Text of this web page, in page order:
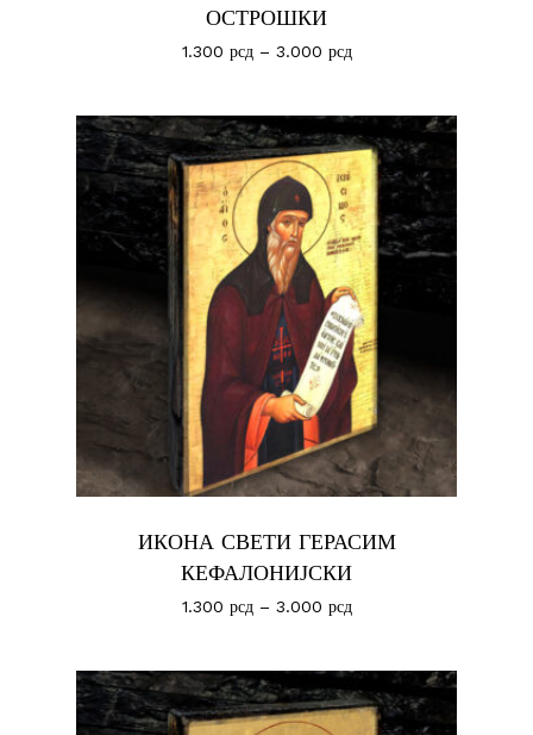
ОСТРОШКИ
1.300 рсд– 3.000 рсд
ИКОНА СВЕТИ ГЕРАСИМ
КЕФАЛОНИЈСКИ
1.300 рсд– 3.000 рсд